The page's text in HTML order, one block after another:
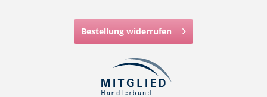
Bestellung widerrufen